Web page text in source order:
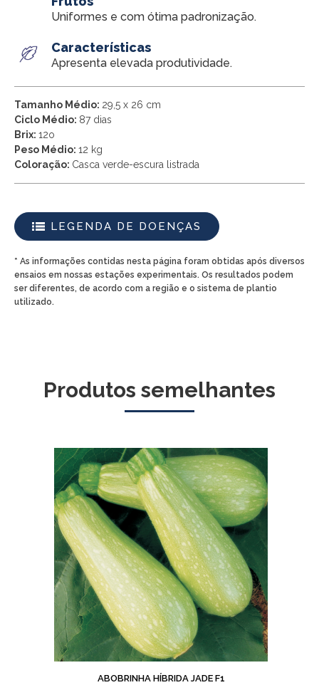
Uniformes e com ótima padronização.
Características
Apresenta elevada produtividade.
Tamanho Médio: 29,5 x 26 cm
Ciclo Médio: 87 dias
Brix: 12o
Peso Médio: 12 kg
Coloração: Casca verde-escura listrada
LEGENDA DE DOENÇAS
* As informações contidas nesta página foram obtidas após diversos
ensaios em nossas estações experimentais. Os resultados podem
ser diferentes, de acordo com a região e o sistema de plantio
utilizado.
Produtos semelhantes
ABOBRINHA HÍBRIDA JADE F1